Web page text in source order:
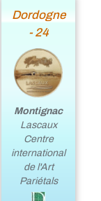
Dordogne
- 24
Montignac
Lascaux
Centre
international
de l'Art
Pariétals